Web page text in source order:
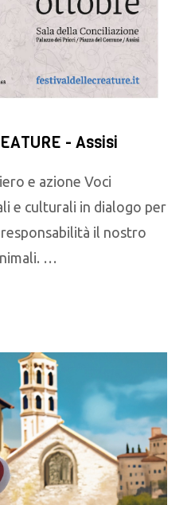
- Assisi
e azione Voci
e culturali in dialogo per
il nostro
…